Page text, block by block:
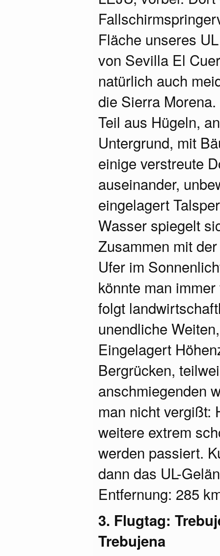
Fläche unseres
von Sevilla El
natürlich auch
die Sierra
Teil aus Hügeln,
Untergrund, mit
einige verstreute
auseinander,
eingelagert
Wasser spiegelt
Zusammen mit
Ufer im
könnte man
folgt
unendliche
Eingelagert
Bergrücken,
anschmiegenden
man nicht vergißt:
weitere extrem
werden passiert.
dann das UL-
Entfernung: 285
3. Flugtag:
Trebujena